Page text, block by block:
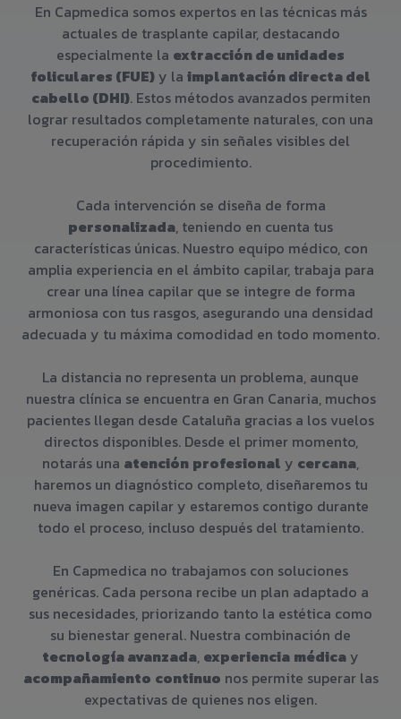
En Capmedica somos expertos en las técnicas más
actuales de trasplante capilar, destacando
especialmente la extracción de unidades
foliculares (FUE)y la implantación directa del
cabello (DHI). Estos métodos avanzados permiten
lograr resultados completamente naturales, con una
recuperación rápida y sin señales visibles del
procedimiento.
Cada intervención se diseña de forma
personalizada, teniendo en cuenta tus
características únicas. Nuestro equipo médico, con
amplia experiencia en el ámbito capilar, trabaja para
crear una línea capilar que se integre de forma
armoniosa con tus rasgos, asegurando una densidad
adecuada y tu máxima comodidad en todo momento.
La distancia no representa un problema, aunque
nuestra clínica se encuentra en Gran Canaria, muchos
pacientes llegan desde Cataluña gracias a los vuelos
directos disponibles. Desde el primer momento,
notarás una atención profesional y cercana,
haremos un diagnóstico completo, diseñaremos tu
nueva imagen capilar y estaremos contigo durante
todo el proceso, incluso después del tratamiento.
En Capmedica no trabajamos con soluciones
genéricas. Cada persona recibe un plan adaptado a
sus necesidades, priorizando tanto la estética como
su bienestar general. Nuestra combinación de
tecnología avanzada, experiencia médicay
acompañamiento continuo nos permite superar las
expectativas de quienes nos eligen.